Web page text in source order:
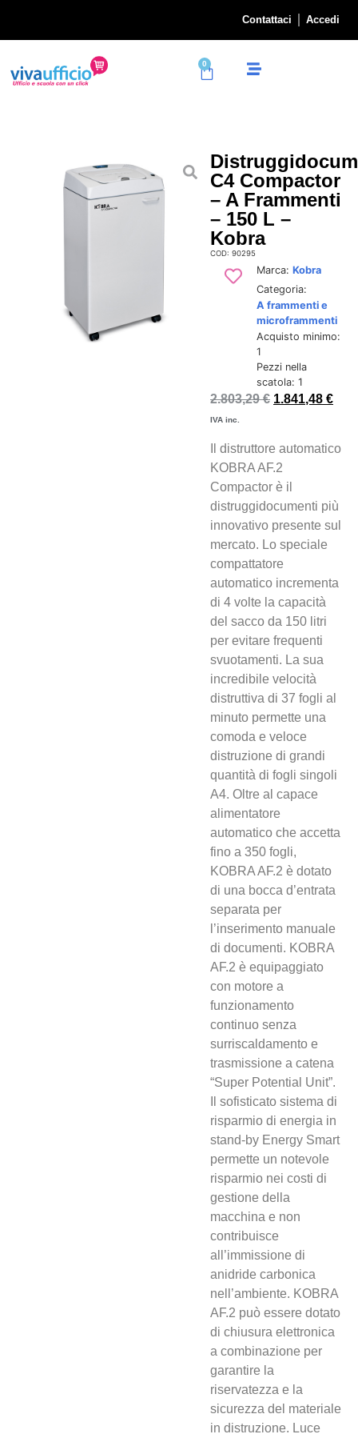
Contattaci Accedi
0
C4 Compactor
– A Frammenti
– 150 L –
Kobra
COD: 90295
Marca: Kobra
Categoria:
A frammenti e
microframmenti
Acquisto minimo:
1
Pezzi nella
scatola: 1
2.803,29€ 1.841,48€
IVA inc.
Il distruttore automatico
KOBRA AF.2
Compactor è il
distruggidocumenti più
innovativo presente sul
mercato. Lo speciale
compattatore
automatico incrementa
di 4 volte la capacità
del sacco da 150 litri
per evitare frequenti
svuotamenti. La sua
incredibile velocità
distruttiva di 37 fogli al
minuto permette una
comoda e veloce
distruzione di grandi
quantità di fogli singoli
A4. Oltre al capace
alimentatore
automatico che accetta
fino a 350 fogli,
KOBRA AF.2 è dotato
di una bocca d’entrata
separata per
l’inserimento manuale
di documenti. KOBRA
AF.2 è equipaggiato
con motore a
funzionamento
continuo senza
surriscaldamento e
trasmissione a catena
“Super Potential Unit”.
Il sofisticato sistema di
risparmio di energia in
stand-by Energy Smart
permette un notevole
risparmio nei costi di
gestione della
macchina e non
contribuisce
all’immissione di
anidride carbonica
nell’ambiente. KOBRA
AF.2 può essere dotato
di chiusura elettronica
a combinazione per
garantire la
riservatezza e la
sicurezza del materiale
in distruzione. Luce